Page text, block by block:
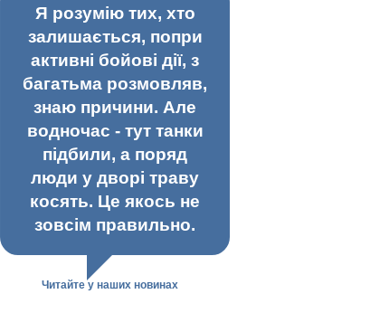
Я розумію тих, хто
залишається, попри
активні бойові дії, з
багатьма розмовляв,
знаю причини. Але
водночас - тут танки
підбили, а поряд
люди у дворі траву
косять. Це якось не
зовсім правильно.
Читайте у наших новинах